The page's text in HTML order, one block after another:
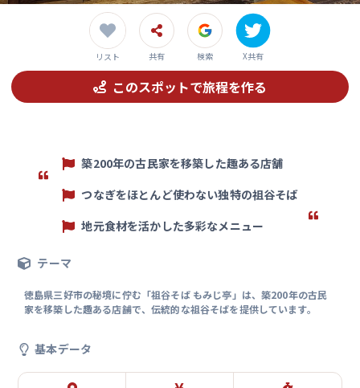
リスト 共有 検索 X共有
このスポットで旅程を作る
築200年の古民家を移築した趣ある店舗
つなぎをほとんど使わない独特の祖谷そば
地元食材を活かした多彩なメニュー
テーマ
徳島県三好市の秘境に佇む「祖谷そば もみじ亭」は、築200年の古民
家を移築した趣ある店舗で、伝統的な祖谷そばを提供しています。
基本データ